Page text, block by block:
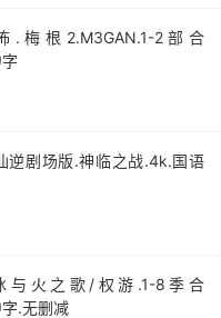
.梅根2.M3GAN.1-2部合
逆剧场版.神临之战.4k.国语
与火之歌/权游.1-8季合
.无删减